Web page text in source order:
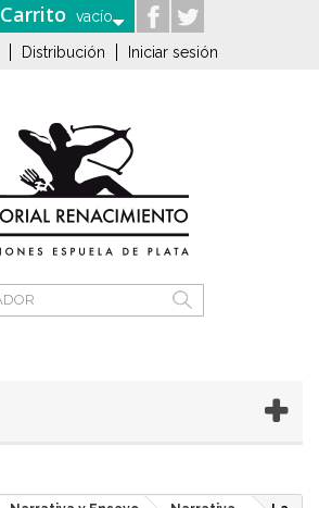
Carrito vacío
Distribución Iniciar sesión